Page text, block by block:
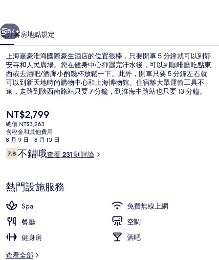
際
豪
生
酒
店
的
相
片
集
個 下一個
54+
簡介客房地點規定
上海嘉豪淮海國際豪生酒店的位置很棒，只要開車 5 分鐘就可以到靜
安寺和人民廣場。您在健身中心揮灑完汗水後，可以到咖啡廳吃點東
西或去酒吧/酒廊小酌幾杯放鬆一下。此外，開車只要 5 分鐘左右就
可以到新天地時尚購物中心和上海博物館。住宿離大眾運輸工具不
遠，走路到陝西南路站只要 7 分鐘，到淮海中路站也只要 13 分鐘。
目
前
的
價
格
是
NT$2,799
總價 NT$3,263
含稅金和其他費用
8 月 9 日 - 8 月 10 日
評
論
7.87.8 分，滿分 10 分，
不錯哦查看 231 則評論
熱門設施服務
Spa
免費無線上網
餐廳
空調
健身房
酒吧
查看全部